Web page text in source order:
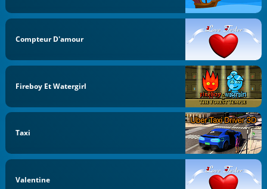
Compteur D'amour
Fireboy Et Watergirl
Taxi
Valentine